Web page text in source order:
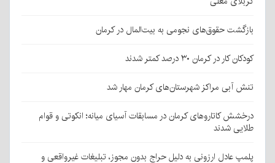
بازگشت حقوق‌های نجومی به بیت‌المال در کرمان
کودکان کار در کرمان ۳۰ درصد کمتر شدند
تنش آبی مراکز شهرستان‌های کرمان مهار شد
درخشش کاتاروهای کرمان در مسابقات آسیای میانه؛ انکوتی و قوام
طلایی شدند
پلمپ عادل ارزونی به دليل حراج بدون مجوز، تبليغات غیرواقعی و